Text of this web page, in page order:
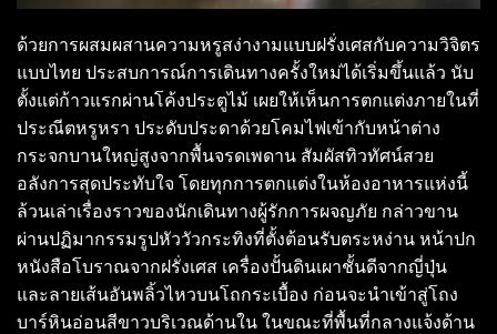
ด้วยการผสมผสานความหรูสง่างามแบบฝรั่งเศสกับความวิจิตร
แบบไทย ประสบการณ์การเดินทางครั้งใหม่ได้เริ่มขึ้นแล้ว นับ
ตั้งแต่ก้าวแรกผ่านโค้งประตูไม้ เผยให้เห็นการตกแต่งภายในที่
ประณีตหรูหรา ประดับประดาด้วยโคมไฟเข้ากับหน้าต่าง
กระจกบานใหญ่สูงจากพื้นจรดเพดาน สัมผัสทิวทัศน์สวย
อลังการสุดประทับใจ โดยทุกการตกแต่งในห้องอาหารแห่งนี้
ล้วนเล่าเรื่องราวของนักเดินทางผู้รักการผจญภัย กล่าวขาน
ผ่านปฏิมากรรมรูปหัววัวกระทิงที่ตั้งต้อนรับตระหง่าน หน้าปก
หนังสือโบราณจากฝรั่งเศส เครื่องปั้นดินเผาชั้นดีจากญี่ปุ่น
และลายเส้นอันพลิ้วไหวบนโถกระเบื้อง ก่อนจะนำเข้าสู่โถง
บาร์หินอ่อนสีขาวบริเวณด้านใน ในขณะที่พื้นที่กลางแจ้งด้าน